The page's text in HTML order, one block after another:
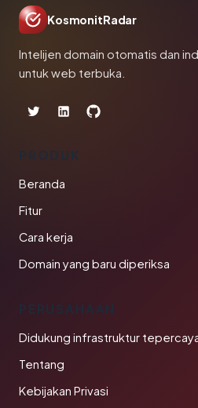
KosmonitRadar
Intelijen domain otomatis dan
untuk web terbuka.
PRODUK
Beranda
Fitur
Cara kerja
Domain yang baru diperiksa
PERUSAHAAN
Didukung infrastruktur
Tentang
Kebijakan Privasi